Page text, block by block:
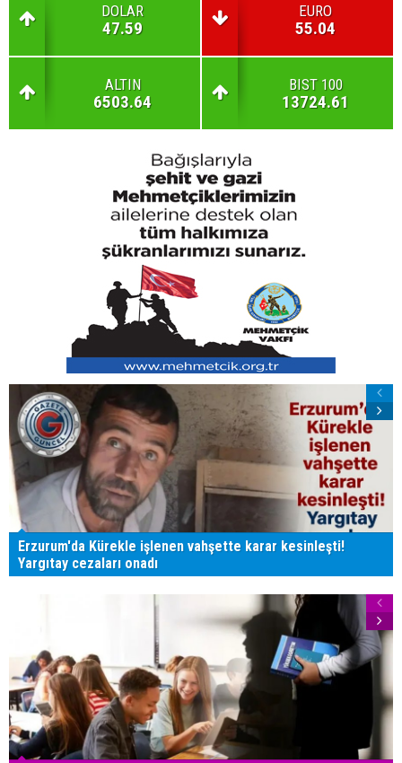
DOLAR
47.59
EURO
55.04
ALTIN
6503.64
BIST 100
13724.61
Erzurum'da Kürekle işlenen vahşette karar kesinleşti!
Yargıtay cezaları onadı